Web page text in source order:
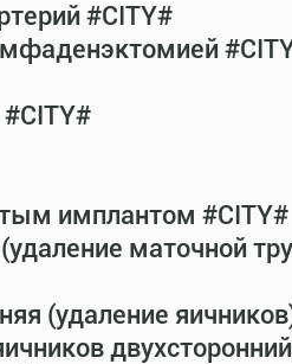
#CITY#
имплантом #CITY#
маточной
(удаление